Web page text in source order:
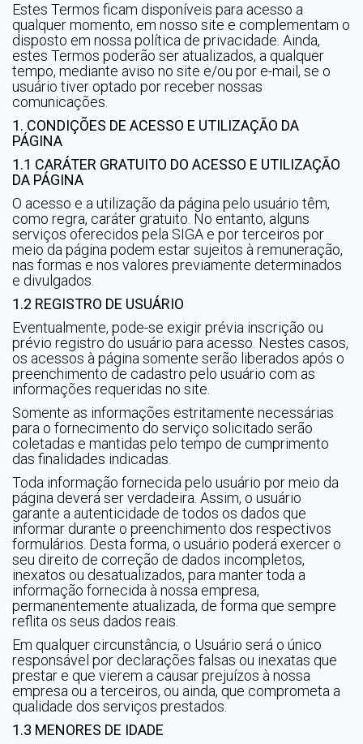
Estes Termos ficam disponíveis para acesso a
qualquer momento, em nosso site e complementam o
disposto em nossa política de privacidade. Ainda,
estes Termos poderão ser atualizados, a qualquer
tempo, mediante aviso no site e/ou por e-mail, se o
usuário tiver optado por receber nossas
comunicações.
1. CONDIÇÕES DE ACESSO E UTILIZAÇÃO DA
PÁGINA
1.1 CARÁTER GRATUITO DO ACESSO E UTILIZAÇÃO
DA PÁGINA
O acesso e a utilização da página pelo usuário têm,
como regra, caráter gratuito. No entanto, alguns
serviços oferecidos pela SIGA e por terceiros por
meio da página podem estar sujeitos à remuneração,
nas formas e nos valores previamente determinados
e divulgados.
1.2 REGISTRO DE USUÁRIO
Eventualmente, pode-se exigir prévia inscrição ou
prévio registro do usuário para acesso. Nestes casos,
os acessos à página somente serão liberados após o
preenchimento de cadastro pelo usuário com as
informações requeridas no site.
Somente as informações estritamente necessárias
para o fornecimento do serviço solicitado serão
coletadas e mantidas pelo tempo de cumprimento
das finalidades indicadas.
Toda informação fornecida pelo usuário por meio da
página deverá ser verdadeira. Assim, o usuário
garante a autenticidade de todos os dados que
informar durante o preenchimento dos respectivos
formulários. Desta forma, o usuário poderá exercer o
seu direito de correção de dados incompletos,
inexatos ou desatualizados, para manter toda a
informação fornecida à nossa empresa,
permanentemente atualizada, de forma que sempre
reflita os seus dados reais.
Em qualquer circunstância, o Usuário será o único
responsável por declarações falsas ou inexatas que
prestar e que vierem a causar prejuízos à nossa
empresa ou a terceiros, ou ainda, que comprometa a
qualidade dos serviços prestados.
1.3 MENORES DE IDADE